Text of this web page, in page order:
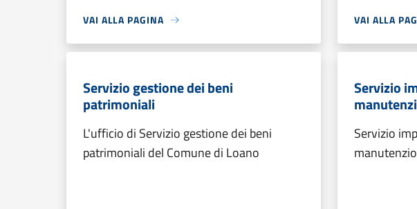
VAI ALLA PAGINA VAI ALLA
Servizio gestione dei beni
patrimoniali
L'ufficio di Servizio gestione dei beni
patrimoniali del Comune di Loano
Servizio
Servizio